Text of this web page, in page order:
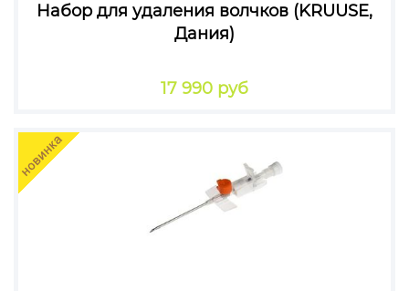
Набор для удаления волчков (KRUUSE,
Дания)
17 990 руб